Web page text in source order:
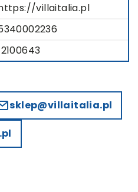
villaitalia.pl
sklep@villaitalia.pl